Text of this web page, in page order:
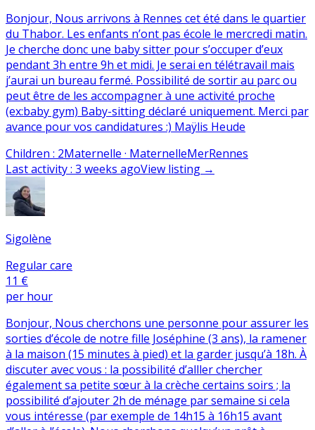
Bonjour, Nous arrivons à Rennes cet été dans le quartier
du Thabor. Les enfants n’ont pas école le mercredi matin.
Je cherche donc une baby sitter pour s’occuper d’eux
pendant 3h entre 9h et midi. Je serai en télétravail mais
j’aurai un bureau fermé. Possibilité de sortir au parc ou
peut être de les accompagner à une activité proche
(ex:baby gym) Baby-sitting déclaré uniquement. Merci par
avance pour vos candidatures :) Maÿlis Heude
Children : 2Maternelle · MaternelleMerRennes
Last activity: 3 weeks agoView listing →
Sigolène
Regular care
11 €
per hour
Bonjour, Nous cherchons une personne pour assurer les
sorties d’école de notre fille Joséphine (3 ans), la ramener
à la maison (15 minutes à pied) et la garder jusqu’à 18h. À
discuter avec vous : la possibilité d’alller chercher
également sa petite sœur à la crèche certains soirs ; la
possibilité d’ajouter 2h de ménage par semaine si cela
vous intéresse (par exemple de 14h15 à 16h15 avant